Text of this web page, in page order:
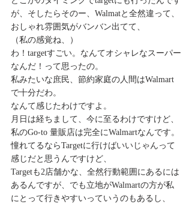
が、そしたらそのー、Walmatと全然違って、
おしゃれ雰囲気がバンバン出てて、
（私の感覚ね、）
わ！targetすごい。なんてオシャレなスーパー
なんだ！って思ったの。
私みたいな庶民、節約家庭の人間はWalmart
で十分だわ。
なんて感じたわけですよ。
月日は経ちまして、今に至るわけですけど、
私のGo-to 量販店は完全にWalmartなんです。
憧れてるならTargetに行けばいいじゃんって
感じだと思うんですけど、
Targetも2店舗かな、全然行動範囲にあるには
あるんですが、でも立地がWalmartの方が私
にとって行きやすいっていうのもあるし、